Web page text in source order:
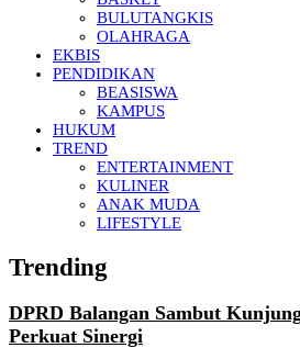
BULUTANGKIS
OLAHRAGA
EKBIS
PENDIDIKAN
BEASISWA
KAMPUS
HUKUM
TREND
ENTERTAINMENT
KULINER
ANAK MUDA
LIFESTYLE
Trending
DPRD Balangan Sambut
Perkuat Sinergi